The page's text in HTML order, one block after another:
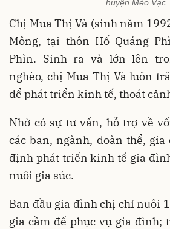
huyện Mèo Vạc
Chị Mua Thị Và (sinh năm
Mông, tại thôn Hố Quáng
Phìn. Sinh ra và lớn lên
nghèo, chị Mua Thị Và luôn
để phát triển kinh tế, thoát
Nhờ có sự tư vấn, hỗ trợ về
các ban, ngành, đoàn thể,
định phát triển kinh tế gia
nuôi gia súc.
Ban đầu gia đình chị chỉ nuôi
gia cầm để phục vụ gia đình;